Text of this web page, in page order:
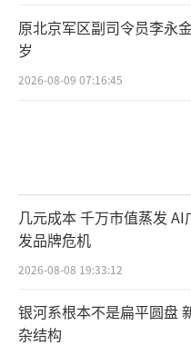
原北京军区副司令员李永
岁
2026-08-09 07:16:45
几元成本 千万市值蒸发 AI
发品牌危机
2026-08-08 19:33:12
银河系根本不是扁平圆盘
杂结构